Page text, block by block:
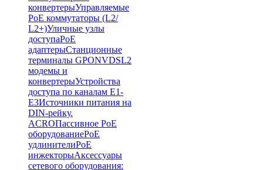
конвертерыУправляемые
PoE коммутаторы (L2/
L2+)Уличные узлы
доступаPoE
адаптерыСтанционные
терминалы GPONVDSL2
модемы и
конвертерыУстройства
доступа по каналам E1-
E3Источники питания на
DIN-рейку.
ACROПассивное PoE
оборудованиеPoE
удлинителиPoE
инжекторыАксессуары
сетевого оборудования: